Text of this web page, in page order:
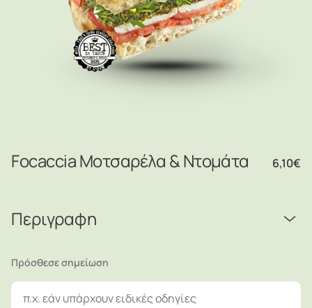
Focaccia Μοτσαρέλα & Ντομάτα 6,10€
Περιγραφη
Πρόσθεσε σημείωση